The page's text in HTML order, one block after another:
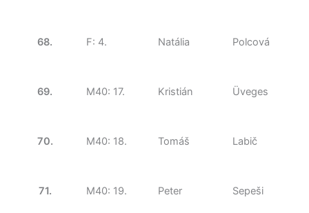
68. F: 4. Natália Polcová
69. M40: 17. Kristián Üveges
70. M40: 18. Tomáš Labič
71. M40: 19. Peter Sepeši